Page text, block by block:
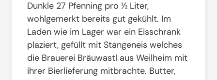
Dunkle 27 Pfenning pro ½ Liter,
wohlgemerkt bereits gut gekühlt. Im
Laden wie im Lager war ein Eisschrank
plaziert, gefüllt mit Stangeneis welches
die Brauerei Bräuwastl aus Weilheim mit
ihrer Bierlieferung mitbrachte. Butter,